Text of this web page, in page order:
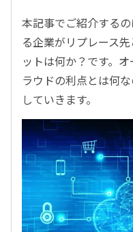
本記事でご紹介する
る企業がリプレース
ットは何か？です。
ラウドの利点とは何
していきます。